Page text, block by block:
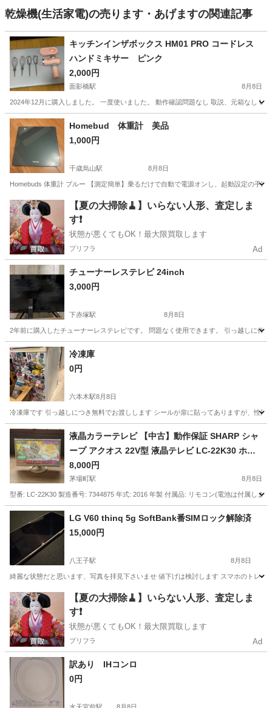
乾燥機(生活家電)の売ります・あげますの関連記事
キッチンインザボックス HM01 PRO コードレス
ハンドミキサー ピンク
2,000円
面影橋駅 8月8日
2024年12月に購入しました。 一度使いました。 動作確認問題なし 取説、元箱なし
東京 新宿区 キッチン家電
Homebud 体重計 美品
1,000円
千歳烏山駅 8月8日
Homebuds 体重計 ブルー 【測定簡単】乗るだけで自動で電源オンし、起動設定の手
東京 世田谷区 千歳烏山駅 その他
【夏の大掃除🧹】いらない人形、査定しま
す❗️
状態が悪くてもOK！最大限買取します
プリフラ Ad
チューナーレステレビ 24inch
3,000円
下赤塚駅 8月8日
2年前に購入したチューナーレステレビです。 問題なく使用できます。 引っ越しに
東京 板橋区 下赤塚駅
冷凍庫
0円
六本木駅8月8日
冷凍庫です 引っ越しにつき無料でお渡しします シールが扉に貼ってありますが、性能
東京 港区 六本木駅 キッチン家電 冷凍庫
液晶カラーテレビ 【中古】動作保証 SHARP シャ
ープ アクオス 22V型 液晶テレビ LC-22K30 ホワ
イト
8,000円
茅場町駅 8月8日
型番: LC-22K30 製造番号: 7344875 年式: 2016 年製 付属品: リモコン(電池は付属しま
東京 中央区 カラーテレビ
LG V60 thinq 5g SoftBank番SIMロック解除済
15,000円
八王子駅 8月8日
綺麗な状態だと思います、写真を拝見下さいませ 値下げは検討します スマホのトレー
東京 八王子市 八王子駅 電話、ＦＡＸ
【夏の大掃除🧹】いらない人形、査定しま
す❗️
状態が悪くてもOK！最大限買取します
プリフラ Ad
訳あり IHコンロ
0円